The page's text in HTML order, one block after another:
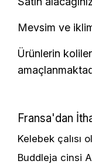
Mevsim ve
Ürünlerin
Fransa'dan
Kelebek çalısı
Buddleja cinsi